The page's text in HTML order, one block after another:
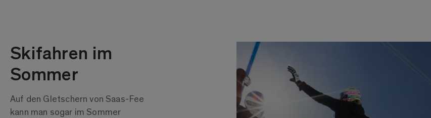
Skifahren im
Sommer
Auf den Gletschern von Saas-Fee
kann man sogar im Sommer